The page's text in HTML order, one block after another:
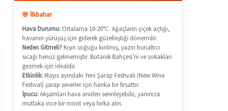
🌸 İlkbahar
Hava Durumu: Ortalama 10-20°C. Ağaçların çiçek açtığı,
havanın yürüyüş için giderek güzelleştiği dönemdir.
Neden Gitmeli? Kışın soğuğu kırılmış, yazın bunaltıcı
sıcağı henüz gelmemiştir. Botanik Bahçesi'ni ve sokakları
gezmek için idealdir.
Etkinlik: Mayıs ayındaki Yeni Şarap Festivali (New Wine
Festival) şarap severler için harika bir fırsattır.
İpucu:Akşamları hava aniden serinleyebilir, yanınıza
mutlaka ince bir mont veya hırka alın.